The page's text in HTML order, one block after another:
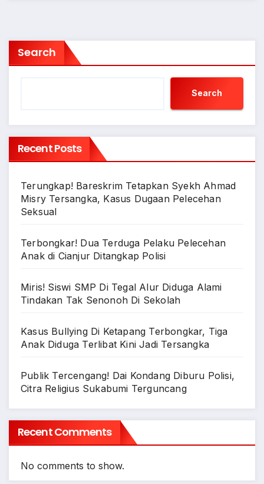
Search
Search
Recent Posts
Terungkap! Bareskrim Tetapkan Syekh Ahmad
Misry Tersangka, Kasus Dugaan Pelecehan
Seksual
Terbongkar! Dua Terduga Pelaku Pelecehan
Anak di Cianjur Ditangkap Polisi
Miris! Siswi SMP Di Tegal Alur Diduga Alami
Tindakan Tak Senonoh Di Sekolah
Kasus Bullying Di Ketapang Terbongkar, Tiga
Anak Diduga Terlibat Kini Jadi Tersangka
Publik Tercengang! Dai Kondang Diburu Polisi,
Citra Religius Sukabumi Terguncang
Recent Comments
No comments to show.